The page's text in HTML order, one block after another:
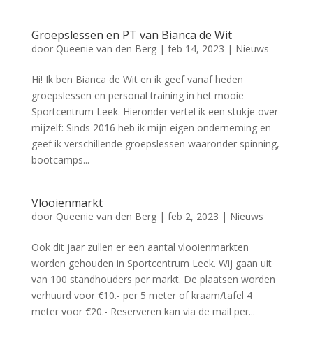
Groepslessen en PT van Bianca de Wit
door Queenie van den Berg| feb 14, 2023 | Nieuws
Hi! Ik ben Bianca de Wit en ik geef vanaf heden
groepslessen en personal training in het mooie
Sportcentrum Leek. Hieronder vertel ik een stukje over
mijzelf: Sinds 2016 heb ik mijn eigen onderneming en
geef ik verschillende groepslessen waaronder spinning,
bootcamps...
Vlooienmarkt
door Queenie van den Berg| feb 2, 2023 | Nieuws
Ook dit jaar zullen er een aantal vlooienmarkten
worden gehouden in Sportcentrum Leek. Wij gaan uit
van 100 standhouders per markt. De plaatsen worden
verhuurd voor €10.- per 5 meter of kraam/tafel 4
meter voor €20.- Reserveren kan via de mail per...